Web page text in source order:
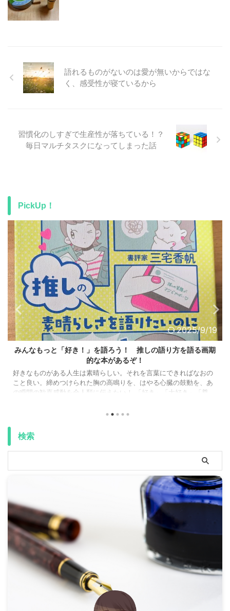
語れるものがないのは愛が無いからではな
く、感受性が寝ているから
習慣化のしすぎで生産性が落ちている！？
毎日マルチタスクになってしまった話
PickUp！
2025/9/19
TaskChuteCloud100日チャレンジで満足度の採点基準が変わ
った話
こんにちは、しょーいです！ 今回は、時間記録ツール『Task
Chute Cloud』を 「そこそこ使いこなせるようになってきた！ 気
がする！」 という話をしようかと。 （気がする、という自己納得感
加している方に向けてのエールになります。 時間術を駆使すれ
んな幻想に苦しめられていた時期がありました。割とつい最近の
話。 過去形どころ ...
検索